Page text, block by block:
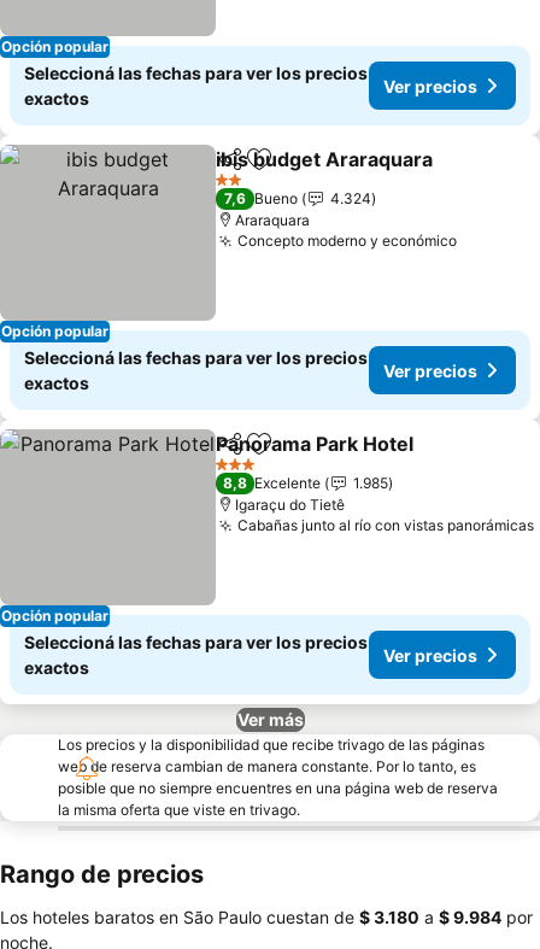
Opción popular
Seleccioná las fechas para ver los precios
exactos
Ver precios
Opción popular
CompartirAñadir a favoritos
ibis budget Araraquara
2 Estrellas
7,6 Bueno
4.324
Araraquara
Concepto moderno y económicoVer
Seleccioná las fechas para ver los precios
exactos
Ver precios
Opción popular
CompartirAñadir a favoritos
Panorama Park Hotel
3 Estrellas
8,8 Excelente
1.985
Igaraçu do Tietê
Cabañas junto al río con vistas panorámicas
Seleccioná las fechas para ver los precios
exactos
Ver precios
Ver más
Los precios y la disponibilidad que recibe trivago de las páginas
web de reserva cambian de manera constante. Por lo tanto, es
posible que no siempre encuentres en una página web de reserva
la misma oferta que viste en trivago.
Rango de precios
Los hoteles baratos en São Paulo cuestan de ‎$ 3.180 a ‎$ 9.984 por
noche.